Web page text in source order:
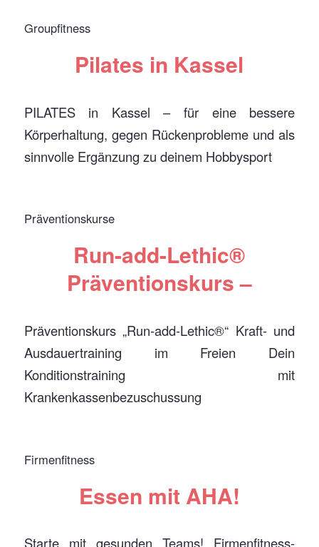
Groupfitness
Pilates in Kassel
PILATES in Kassel – für eine bessere
Körperhaltung, gegen Rückenprobleme und als
sinnvolle Ergänzung zu deinem Hobbysport
Präventionskurse
Run-add-Lethic®
Präventionskurs –
Präventionskurs „Run-add-Lethic®“ Kraft- und
Ausdauertraining im Freien Dein
Konditionstraining mit
Krankenkassenbezuschussung
Firmenfitness
Essen mit AHA!
Starte mit gesunden Teams! Firmenfitness-